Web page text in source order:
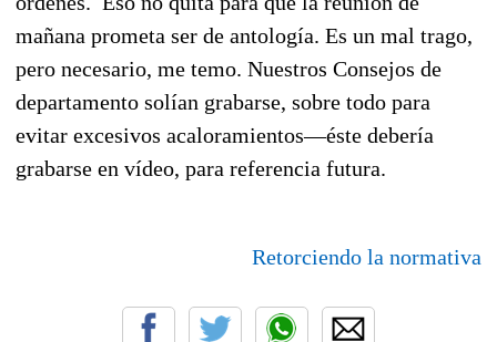
mañana prometa ser de antología. Es un mal trago,
pero necesario, me temo. Nuestros Consejos de
departamento solían grabarse, sobre todo para
evitar excesivos acaloramientos—éste debería
grabarse en vídeo, para referencia futura.
Retorciendo la normativa